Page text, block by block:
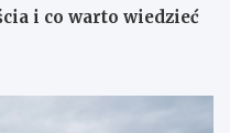
i co warto wiedzieć